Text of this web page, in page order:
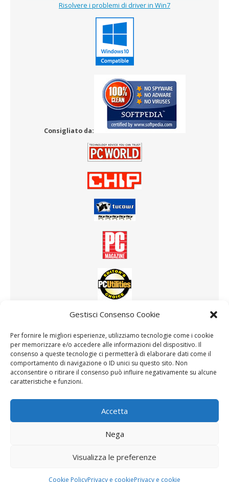
Gestisci Consenso Cookie
Per fornire le migliori esperienze, utilizziamo tecnologie come i cookie
per memorizzare e/o accedere alle informazioni del dispositivo. Il
consenso a queste tecnologie ci permetterà di elaborare dati come il
comportamento di navigazione o ID unici su questo sito. Non
acconsentire o ritirare il consenso può influire negativamente su alcune
caratteristiche e funzioni.
Accetta
Nega
Visualizza le preferenze
Cookie PolicyPrivacy e cookiePrivacy e cookie
Risolvere i problemi di driver in Win7
Consigliato da:
Altri software consigliati
RICERCA DRIVER
Copyright © 2026Driver Detective. All Rights Reserved.